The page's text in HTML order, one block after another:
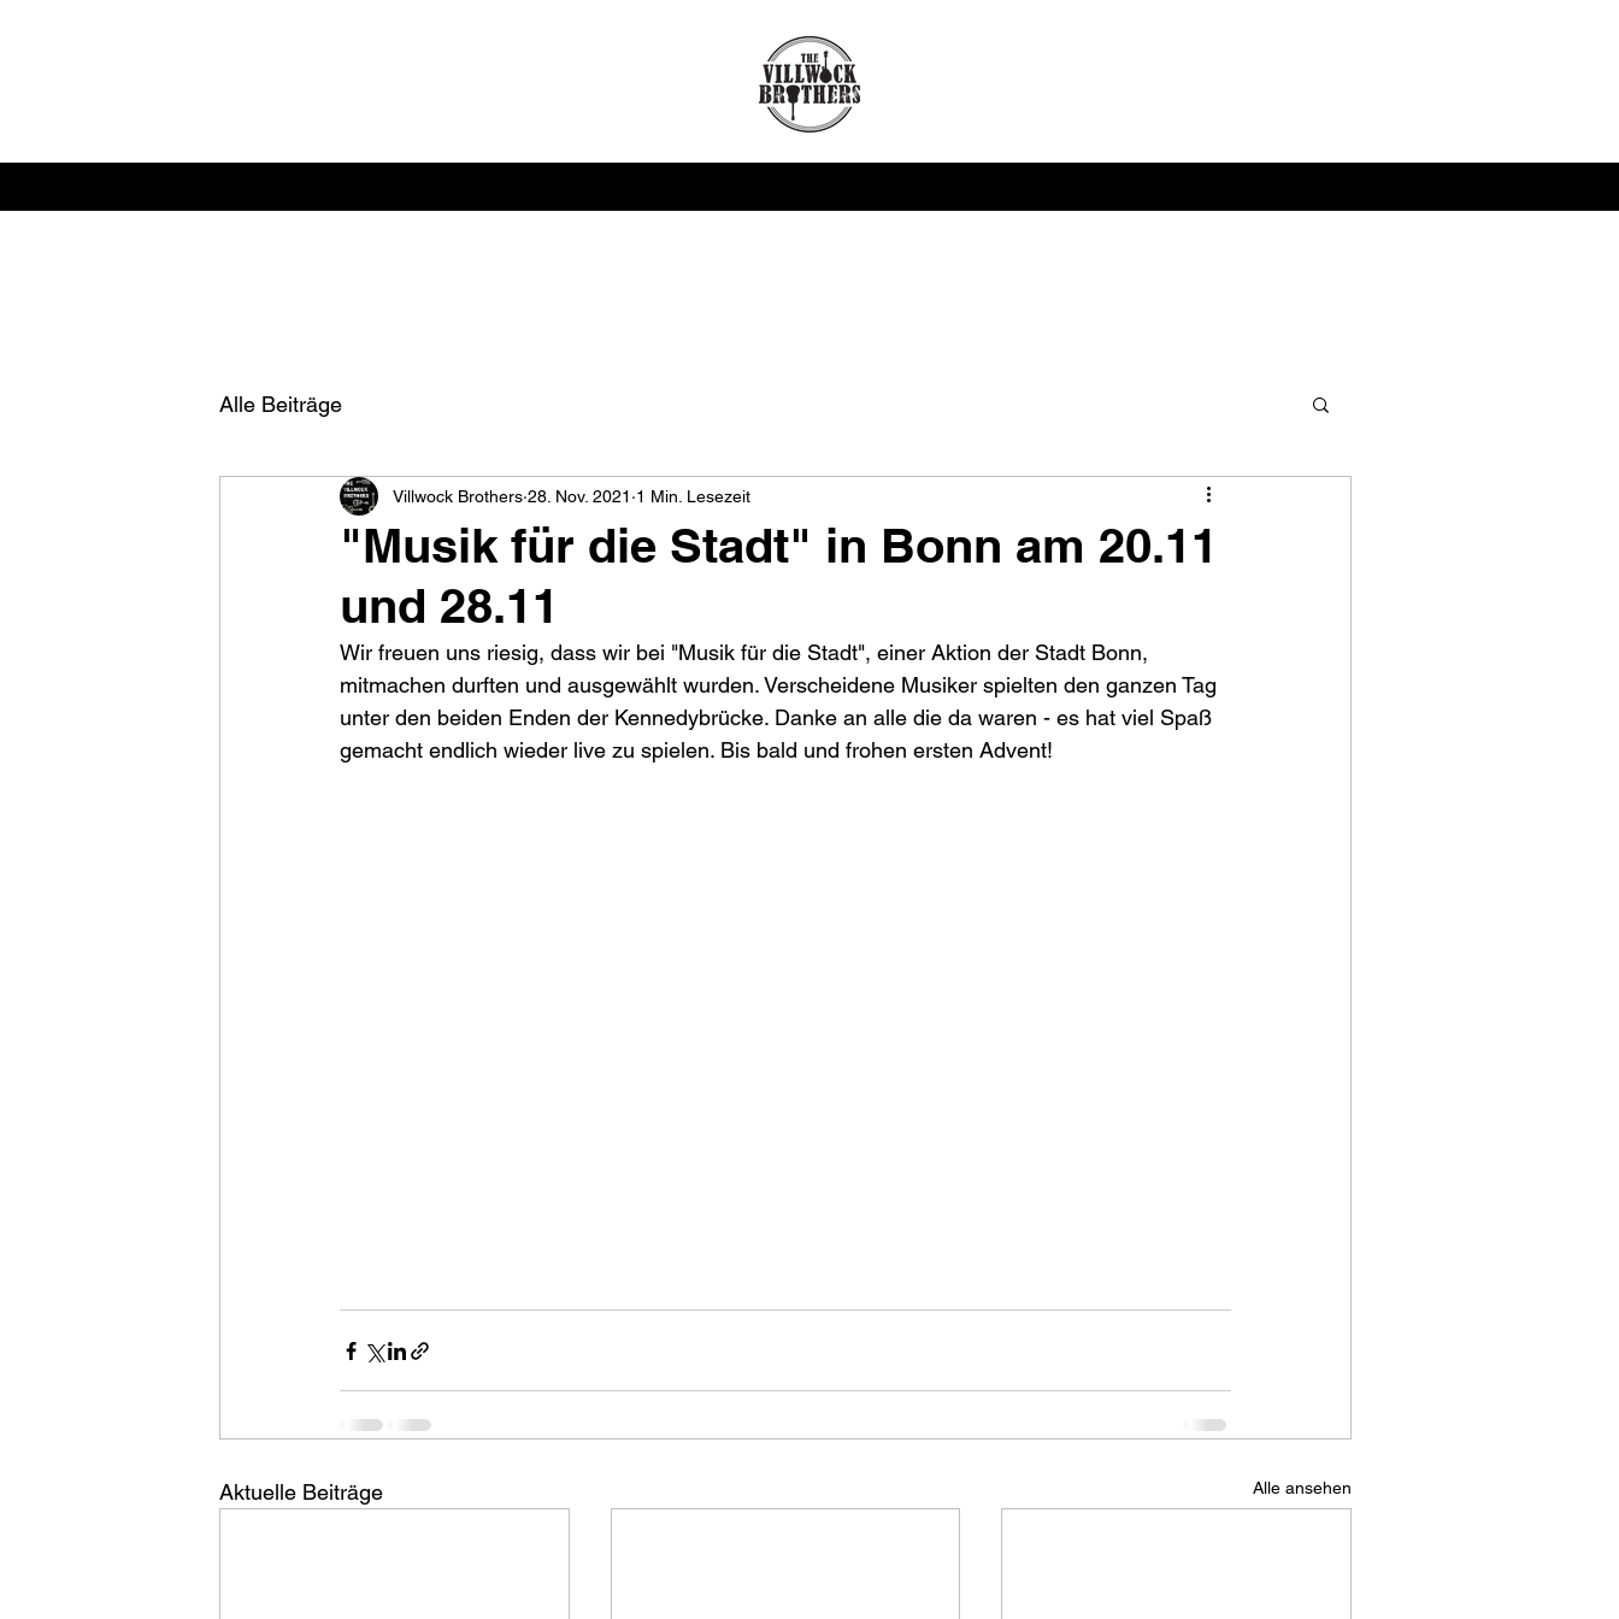
Alle Beiträge
"Musik für die Stadt" in Bonn am 20.11
und 28.11
Villwock Brothers 28. Nov. 2021 1 Min. Lesezeit
Wir freuen uns riesig, dass wir bei "Musik für die Stadt", einer Aktion der Stadt Bonn,
mitmachen durften und ausgewählt wurden. Verscheidene Musiker spielten den ganzen Tag
unter den beiden Enden der Kennedybrücke. Danke an alle die da waren - es hat viel Spaß
gemacht endlich wieder live zu spielen. Bis bald und frohen ersten Advent!
Aktuelle Beiträge Alle ansehen